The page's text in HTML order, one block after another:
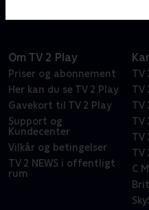
Om TV 2 Play
Priser og abonnement
Her kan du se TV 2 Play
Gavekort til TV 2 Play
Support og
Kundecenter
Vilkår og betingelser
TV 2 NEWS i offentligt
rum
TV
TV
TV
TV
TV
TV
C